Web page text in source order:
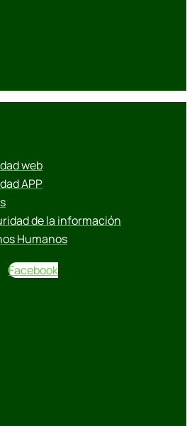
web
APP
de la información
Humanos
Facebook